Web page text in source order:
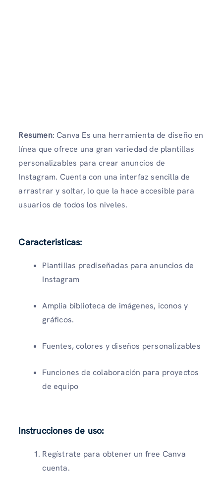
Resumen: Canva Es una herramienta de diseño en
línea que ofrece una gran variedad de plantillas
personalizables para crear anuncios de
Instagram. Cuenta con una interfaz sencilla de
arrastrar y soltar, lo que la hace accesible para
usuarios de todos los niveles.
Caracteristicas:
Plantillas prediseñadas para anuncios de
Instagram
Amplia biblioteca de imágenes, iconos y
gráficos.
Fuentes, colores y diseños personalizables
Funciones de colaboración para proyectos
de equipo
Instrucciones de uso:
Regístrate para obtener un free Canva
cuenta.